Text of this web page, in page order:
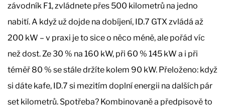
závodník F1, zvládnete přes 500 kilometrů na jedno
nabití. A když už dojde na dobíjení, ID.7 GTX zvládá až
200 kW – v praxi je to sice o něco méně, ale pořád víc
než dost. Ze 30 % na 160 kW, při 60 % 145 kW a i při
téměř 80 % se stále držíte kolem 90 kW. Přeloženo: když
si dáte kafe, ID.7 si mezitím doplní energii na dalších pár
set kilometrů. Spotřeba? Kombinovaně a předpisově to